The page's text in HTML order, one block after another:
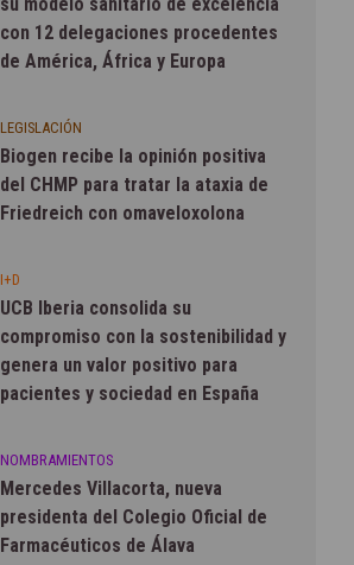
con 12 delegaciones procedentes
de América, África y Europa
LEGISLACIÓN
Biogen recibe la opinión positiva
del CHMP para tratar la ataxia de
Friedreich con omaveloxolona
I+D
UCB Iberia consolida su
compromiso con la sostenibilidad y
genera un valor positivo para
pacientes y sociedad en España
NOMBRAMIENTOS
Mercedes Villacorta, nueva
presidenta del Colegio Oficial de
Farmacéuticos de Álava